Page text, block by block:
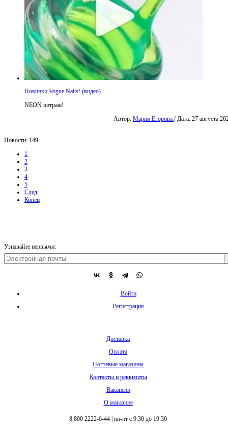
Новинки Vogue Nails! (видео)
NEON витраж!
Автор: Мария Егорова / Дата: 27 августа
Новости: 149
1
2
3
4
5
След.
Конец
Узнавайте первыми:
Войти
Регистрация
Доставка
Оплата
Ногтевые магазины
Контакты и реквизиты
Вакансии
О магазине
8 800 2222-6-44 | пн-пт с 9:30 до 19:30